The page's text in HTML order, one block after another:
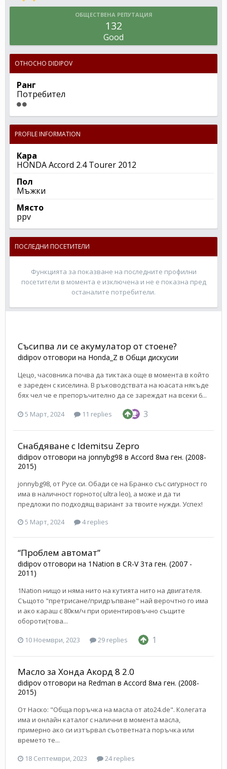
ОБЩЕСТВЕНА РЕПУТАЦИЯ
132
Good
ОТНОСНО DIDIPOV
Ранг
Потребител
PROFILE INFORMATION
Кара
HONDA Accord 2.4 Tourer 2012
Пол
Мъжки
Място
ppv
ПОСЛЕДНИ ПОСЕТИТЕЛИ
Функцията за показване на последните профилни
посетители в момента е изключена и не е показна пред
останалите потребители.
Съсипва ли се акумулатор от стоене?
didipov отговори на Honda_Z в Общи дискусии
Цецо, часовника почва да тиктака още в момента в който
е зареден с киселина. В ръководствата на юасата някъде
бях чел че е препоръчително да се зареждат на всеки 6...
5 Март, 2024 11 replies 3
Снабдяване с Idemitsu Zepro
didipov отговори на jonnybg98 в Accord 8ма ген. (2008-
2015)
jonnybg98, от Русе си. Обади се на Бранко със сигурност го
има в наличност горното( ultra leo), а може и да ти
предложи по подходящ вариант за твоите нужди. Успех!
5 Март, 2024
4 replies
“Проблем автомат”
didipov отговори на 1Nation в CR-V 3та ген. (2007 -
2011)
1Nation нищо и няма нито на кутията нито на двигателя.
Същото "претрисане/придръпване" най верочтно го има
и ако караш с 80км/ч при ориентировъчно същите
обороти(това...
10 Ноември, 2023 29 replies 1
Масло за Хонда Акорд 8 2.0
didipov отговори на Redman в Accord 8ма ген. (2008-
2015)
От Наско: "Обща поръчка на масла от ato24.de". Колегата
има и онлайн каталог с налични в момента масла,
примерно ако си изтървал съответната поръчка или
времето те...
18 Септември, 2023
24 replies